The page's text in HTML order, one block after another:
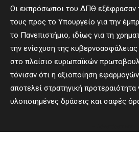
Οι εκπρόσωποι του ΔΠΘ εξέφρασαν
τους προς το Υπουργείο για την
το Πανεπιστήμιο, ιδίως για τη
την ενίσχυση της
στο πλαίσιο ευρωπαϊκών
τόνισαν ότι η αξιοποίηση
αποτελεί στρατηγική
υλοποιημένες δράσεις και σαφές